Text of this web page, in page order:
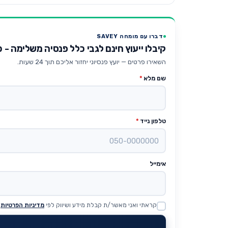
דברו עם מומחה SAVEY
קיבלו ייעוץ חינם לגבי כלל פנסיה משלימה -
השאירו פרטים — יועץ פנסיוני יחזור אליכם תוך 24 שעות.
שם מלא *
טלפון נייד *
אימייל
Website
קראתי ואני מאשר/ת קבלת מידע ושיווק לפי מדיניות הפרטיות